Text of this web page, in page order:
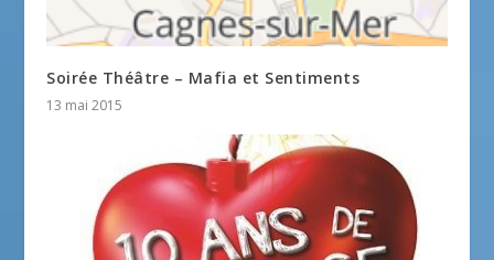
Soirée Théâtre – Mafia et Sentiments
13 mai 2015